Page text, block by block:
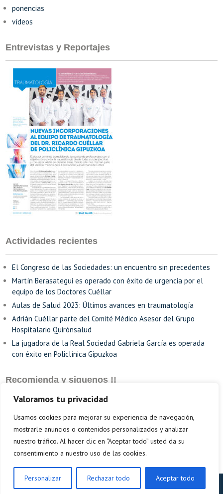
Valoramos tu privacidad
Usamos cookies para mejorar su experiencia de navegación,
mostrarle anuncios o contenidos personalizados y analizar
nuestro tráfico. Al hacer clic en “Aceptar todo” usted da su
consentimiento a nuestro uso de las cookies.
Personalizar Rechazar todo Aceptar todo
ponencias
vídeos
Entrevistas y Reportajes
Actividades recientes
El Congreso de las Sociedades: un encuentro sin precedentes
Martín Berasategui es operado con éxito de urgencia por el
equipo de los Doctores Cuéllar
Aulas de Salud 2023: Últimos avances en traumatología
Adrián Cuéllar parte del Comité Médico Asesor del Grupo
Hospitalario Quirónsalud
La jugadora de la Real Sociedad Gabriela García es operada
con éxito en Policlínica Gipuzkoa
Recomienda y siguenos !!
2026. Powered by WordPress